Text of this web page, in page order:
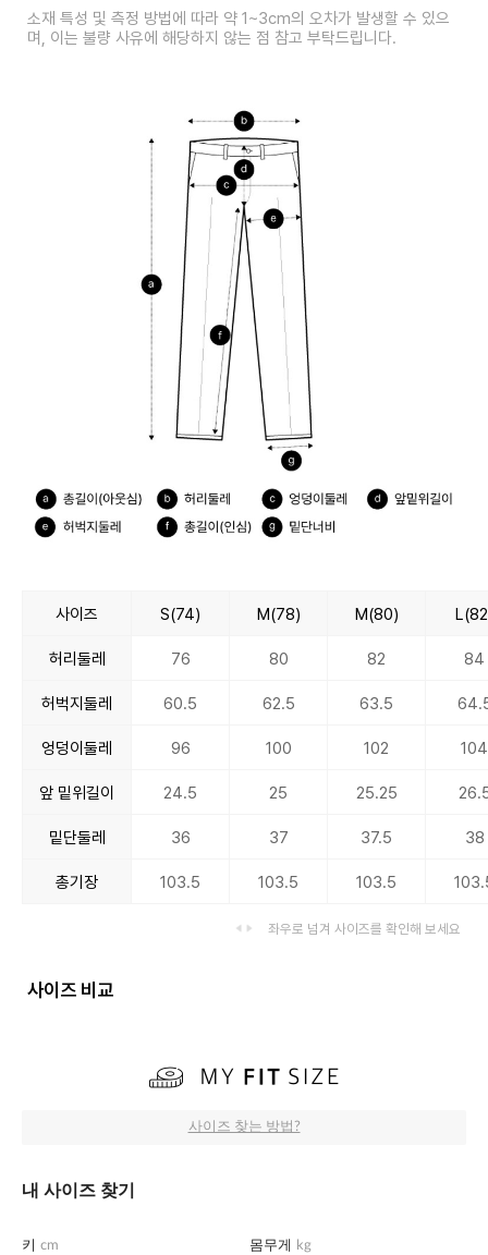
소재 특성 및 측정 방법에 따라 약 1~3cm의 오차가 발생할 수 있으
며, 이는 불량 사유에 해당하지 않는 점 참고 부탁드립니다.
사이즈 S(74) M(78) M(80)
허리둘레 76 80 82 84
허벅지둘레 60.5 62.5 63.5
엉덩이둘레 96 100 102 104
앞 밑위길이 24.5 25 25.25
밑단둘레 36 37 37.5 38
총기장 103.5 103.5 103.5
좌우로 넘겨 사이즈를 확인해 보세요
사이즈 비교